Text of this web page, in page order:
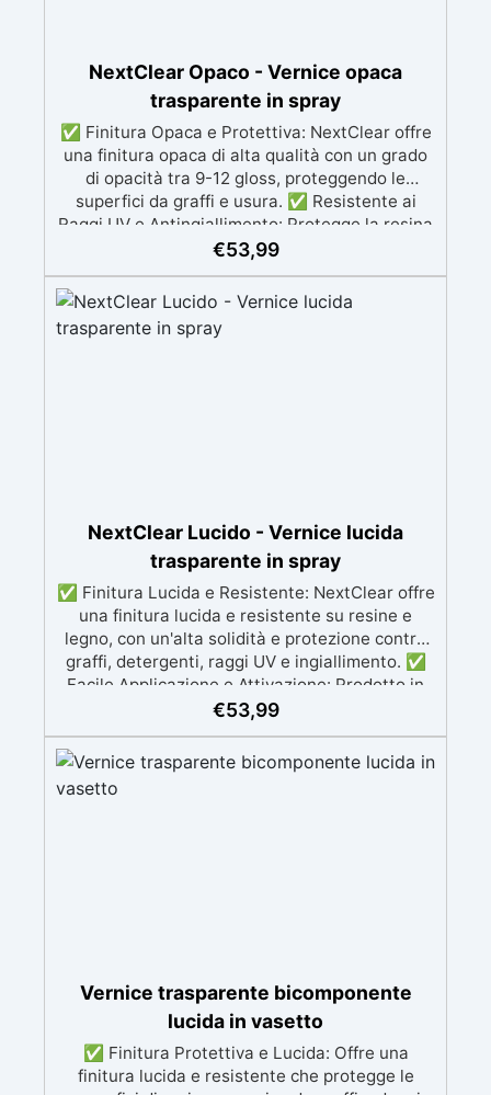
NextClear Opaco - Vernice opaca
trasparente in spray
✅ Finitura Opaca e Protettiva: NextClear offre
una finitura opaca di alta qualità con un grado
di opacità tra 9-12 gloss, proteggendo le
superfici da graffi e usura. ✅ Resistente ai
Raggi UV e Antingiallimento: Protegge la resina
e il legno dai danni dei raggi UV e previene
tempo. ✅ Facile Applicazione: Viene fornito in
formato spray e si applica facilmente con 2
mani leggere, a distanza di 2-3 ore l'una
brillantezza aggiuntiva, utilizzando grana 2000-
3000 e EpoxyPolish.
€53,99
NextClear Lucido - Vernice lucida
trasparente in spray
✅ Finitura Lucida e Resistente: NextClear offre
una finitura lucida e resistente su resine e
legno, con un'alta solidità e protezione contro
graffi, detergenti, raggi UV e ingiallimento. ✅
Facile Applicazione e Attivazione: Prodotto in
bomboletta spray con catalizzatore
ideale per resine prive di pigmento
fosforescente e legno. ✅ Essiccazione Rapida:
Essicca completamente in 24 ore, con una
prestazioni e qualità grazie ai rigorosi test
effettuati da Resin Pro.
€53,99
Vernice trasparente bicomponente
lucida in vasetto
✅ Finitura Protettiva e Lucida: Offre una
finitura lucida e resistente che protegge le